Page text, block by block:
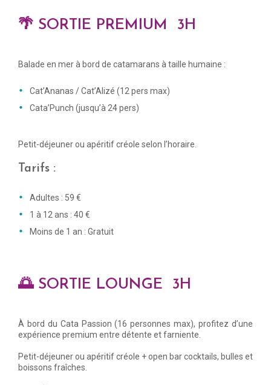
🌴 SORTIE PREMIUM 3H
Balade en mer à bord de catamarans à taille humaine :
Cat’Ananas / Cat’Alizé (12 pers max)
Cata’Punch (jusqu’à 24 pers)
Petit-déjeuner ou apéritif créole selon l’horaire.
Tarifs :
Adultes : 59 €
1 à 12 ans : 40 €
Moins de 1 an : Gratuit
🌅 SORTIE LOUNGE 3H
À bord du Cata Passion (16 personnes max), profitez d’une
expérience premium entre détente et farniente.
Petit-déjeuner ou apéritif créole + open bar cocktails, bulles et
boissons fraîches.